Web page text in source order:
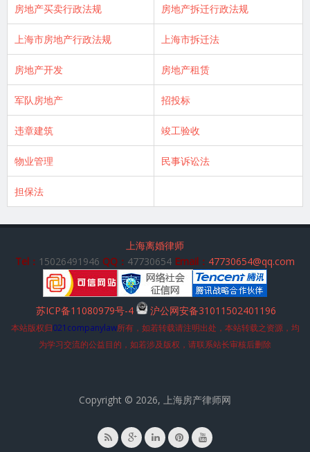
房地产买卖行政法规 房地产拆迁行政法规
上海市房地产行政法规 上海市拆迁法
房地产开发 房地产租赁
军队房地产 招投标
违章建筑 竣工验收
物业管理 民事诉讼法
担保法
上海离婚律师
Tel： 15026491946 QQ： 47730654 Email： 47730654@qq.com
苏ICP备11080979号-4 沪公网安备31011502401196
本站版权归021companylaw所有，如若转载请注明出处，本站转载之资源，均
为学习交流的公益目的，如若涉及版权，请联系站长审核后删除
Copyright © 2026, 上海房产律师网